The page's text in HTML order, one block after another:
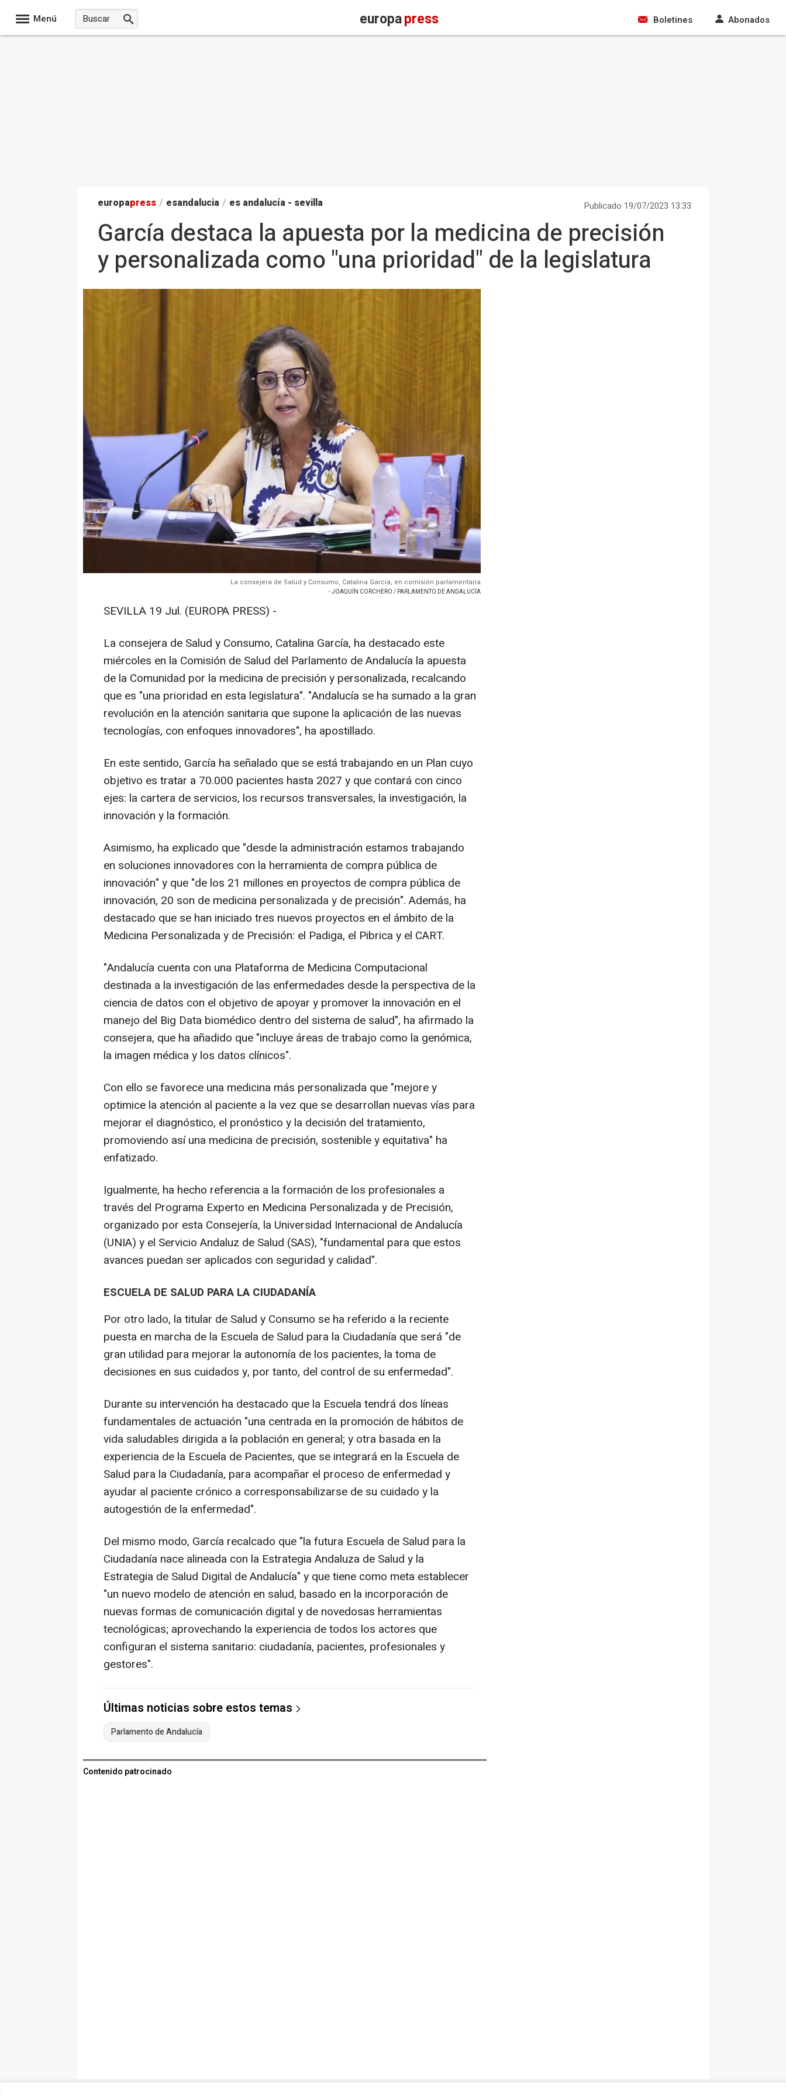
Menú europapress Boletines Abonados
europapress / esandalucia / es andalucía - sevilla Publicado 19/07/2023 13:33
García destaca la apuesta por la medicina de precisión
y personalizada como "una prioridad" de la legislatura
La consejera de Salud y Consumo, Catalina García, en comisión parlamentaria
- JOAQUÍN CORCHERO / PARLAMENTO DE ANDALUCÍA
SEVILLA 19 Jul. (EUROPA PRESS) -
La consejera de Salud y Consumo, Catalina García, ha destacado este
miércoles en la Comisión de Salud del Parlamento de Andalucía la apuesta
de la Comunidad por la medicina de precisión y personalizada, recalcando
que es "una prioridad en esta legislatura". "Andalucía se ha sumado a la gran
revolución en la atención sanitaria que supone la aplicación de las nuevas
tecnologías, con enfoques innovadores", ha apostillado.
En este sentido, García ha señalado que se está trabajando en un Plan cuyo
objetivo es tratar a 70.000 pacientes hasta 2027 y que contará con cinco
ejes: la cartera de servicios, los recursos transversales, la investigación, la
innovación y la formación.
Asimismo, ha explicado que "desde la administración estamos trabajando
en soluciones innovadores con la herramienta de compra pública de
innovación" y que "de los 21 millones en proyectos de compra pública de
innovación, 20 son de medicina personalizada y de precisión". Además, ha
destacado que se han iniciado tres nuevos proyectos en el ámbito de la
Medicina Personalizada y de Precisión: el Padiga, el Pibrica y el CART.
"Andalucía cuenta con una Plataforma de Medicina Computacional
destinada a la investigación de las enfermedades desde la perspectiva de la
ciencia de datos con el objetivo de apoyar y promover la innovación en el
manejo del Big Data biomédico dentro del sistema de salud", ha afirmado la
consejera, que ha añadido que "incluye áreas de trabajo como la genómica,
la imagen médica y los datos clínicos".
Con ello se favorece una medicina más personalizada que "mejore y
optimice la atención al paciente a la vez que se desarrollan nuevas vías para
mejorar el diagnóstico, el pronóstico y la decisión del tratamiento,
promoviendo así una medicina de precisión, sostenible y equitativa" ha
enfatizado.
Igualmente, ha hecho referencia a la formación de los profesionales a
través del Programa Experto en Medicina Personalizada y de Precisión,
organizado por esta Consejería, la Universidad Internacional de Andalucía
(UNIA) y el Servicio Andaluz de Salud (SAS), "fundamental para que estos
avances puedan ser aplicados con seguridad y calidad".
ESCUELA DE SALUD PARA LA CIUDADANÍA
Por otro lado, la titular de Salud y Consumo se ha referido a la reciente
puesta en marcha de la Escuela de Salud para la Ciudadanía que será "de
gran utilidad para mejorar la autonomía de los pacientes, la toma de
decisiones en sus cuidados y, por tanto, del control de su enfermedad".
Durante su intervención ha destacado que la Escuela tendrá dos líneas
fundamentales de actuación "una centrada en la promoción de hábitos de
vida saludables dirigida a la población en general; y otra basada en la
experiencia de la Escuela de Pacientes, que se integrará en la Escuela de
Salud para la Ciudadanía, para acompañar el proceso de enfermedad y
ayudar al paciente crónico a corresponsabilizarse de su cuidado y la
autogestión de la enfermedad".
Del mismo modo, García recalcado que "la futura Escuela de Salud para la
Ciudadanía nace alineada con la Estrategia Andaluza de Salud y la
Estrategia de Salud Digital de Andalucía" y que tiene como meta establecer
"un nuevo modelo de atención en salud, basado en la incorporación de
nuevas formas de comunicación digital y de novedosas herramientas
tecnológicas; aprovechando la experiencia de todos los actores que
configuran el sistema sanitario: ciudadanía, pacientes, profesionales y
gestores".
Últimas noticias sobre estos temas
Parlamento de Andalucía
Contenido patrocinado